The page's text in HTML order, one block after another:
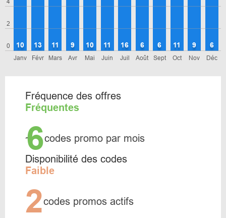
0
2
4
Janv
10
Févr
13
Mars
11
Avr
9
Mai
10
Juin
11
Juil
16
Août
6
Sept
6
Oct
11
Nov
9
Déc
6
Fréquence des offres
Fréquentes
~6codes promo par mois
Disponibilité des codes
Faible
2codes promos actifs